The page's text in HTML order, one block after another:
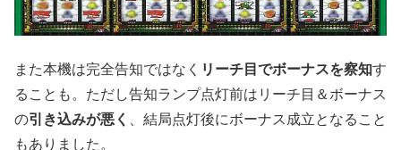
また本機は完全告知ではなく リーチ目でボーナスを察知す
ることも。ただし告知ランプ点灯前はリーチ目＆ボーナス
の引き込みが悪く
、結局点灯後にボーナス成立となること
もありました。